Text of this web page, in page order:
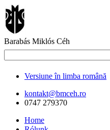
Barabás Miklós Céh
Versiune în limba română
kontakt@bmceh.ro
0747 279370
Home